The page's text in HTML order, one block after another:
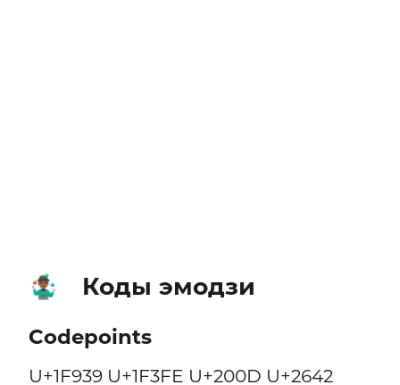
🤹🏾‍♂️ Коды эмодзи
Codepoints
U+1F939 U+1F3FE U+200D U+2642